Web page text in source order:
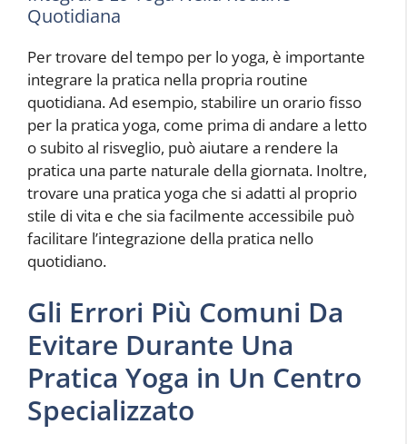
Quotidiana
Per trovare del tempo per lo yoga, è importante
integrare la pratica nella propria routine
quotidiana. Ad esempio, stabilire un orario fisso
per la pratica yoga, come prima di andare a letto
o subito al risveglio, può aiutare a rendere la
pratica una parte naturale della giornata. Inoltre,
trovare una pratica yoga che si adatti al proprio
stile di vita e che sia facilmente accessibile può
facilitare l’integrazione della pratica nello
quotidiano.
Gli Errori Più Comuni Da
Evitare Durante Una
Pratica Yoga in Un Centro
Specializzato